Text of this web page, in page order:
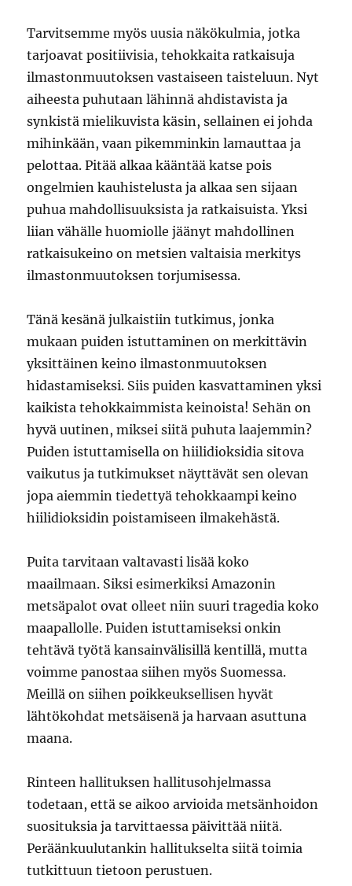
Tarvitsemme myös uusia näkökulmia, jotka
tarjoavat positiivisia, tehokkaita ratkaisuja
ilmastonmuutoksen vastaiseen taisteluun. Nyt
aiheesta puhutaan lähinnä ahdistavista ja
synkistä mielikuvista käsin, sellainen ei johda
mihinkään, vaan pikemminkin lamauttaa ja
pelottaa. Pitää alkaa kääntää katse pois
ongelmien kauhistelusta ja alkaa sen sijaan
puhua mahdollisuuksista ja ratkaisuista. Yksi
liian vähälle huomiolle jäänyt mahdollinen
ratkaisukeino on metsien valtaisia merkitys
ilmastonmuutoksen torjumisessa.
Tänä kesänä julkaistiin tutkimus, jonka
mukaan puiden istuttaminen on merkittävin
yksittäinen keino ilmastonmuutoksen
hidastamiseksi. Siis puiden kasvattaminen yksi
kaikista tehokkaimmista keinoista! Sehän on
hyvä uutinen, miksei siitä puhuta laajemmin?
Puiden istuttamisella on hiilidioksidia sitova
vaikutus ja tutkimukset näyttävät sen olevan
jopa aiemmin tiedettyä tehokkaampi keino
hiilidioksidin poistamiseen ilmakehästä.
Puita tarvitaan valtavasti lisää koko
maailmaan. Siksi esimerkiksi Amazonin
metsäpalot ovat olleet niin suuri tragedia koko
maapallolle. Puiden istuttamiseksi onkin
tehtävä työtä kansainvälisillä kentillä, mutta
voimme panostaa siihen myös Suomessa.
Meillä on siihen poikkeuksellisen hyvät
lähtökohdat metsäisenä ja harvaan asuttuna
maana.
Rinteen hallituksen hallitusohjelmassa
todetaan, että se aikoo arvioida metsänhoidon
suosituksia ja tarvittaessa päivittää niitä.
Peräänkuulutankin hallitukselta siitä toimia
tutkittuun tietoon perustuen.